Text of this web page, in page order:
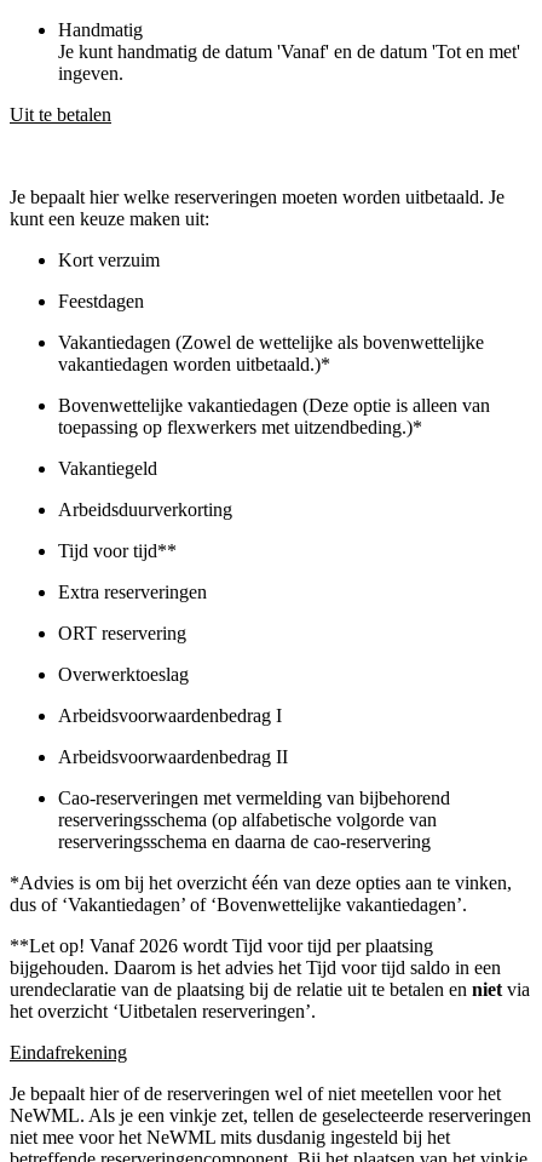
Handmatig
Je kunt handmatig de datum 'Vanaf' en de datum 'Tot en met'
ingeven.
Uit te betalen
Je bepaalt hier welke reserveringen moeten worden uitbetaald. Je
kunt een keuze maken uit:
Kort verzuim
Feestdagen
Vakantiedagen (Zowel de wettelijke als bovenwettelijke
vakantiedagen worden uitbetaald.)*
Bovenwettelijke vakantiedagen (Deze optie is alleen van
toepassing op flexwerkers met uitzendbeding.)*
Vakantiegeld
Arbeidsduurverkorting
Tijd voor tijd**
Extra reserveringen
ORT reservering
Overwerktoeslag
Arbeidsvoorwaardenbedrag I
Arbeidsvoorwaardenbedrag II
Cao-reserveringen met vermelding van bijbehorend
reserveringsschema (op alfabetische volgorde van
reserveringsschema en daarna de cao-reservering
*Advies is om bij het overzicht één van deze opties aan te vinken,
dus of ‘Vakantiedagen’ of ‘Bovenwettelijke vakantiedagen’.
**Let op! Vanaf 2026 wordt Tijd voor tijd per plaatsing
bijgehouden. Daarom is het advies het Tijd voor tijd saldo in een
urendeclaratie van de plaatsing bij de relatie uit te betalen en niet via
het overzicht ‘Uitbetalen reserveringen’.
Eindafrekening
Je bepaalt hier of de reserveringen wel of niet meetellen voor het
NeWML. Als je een vinkje zet, tellen de geselecteerde reserveringen
niet mee voor het NeWML mits dusdanig ingesteld bij het